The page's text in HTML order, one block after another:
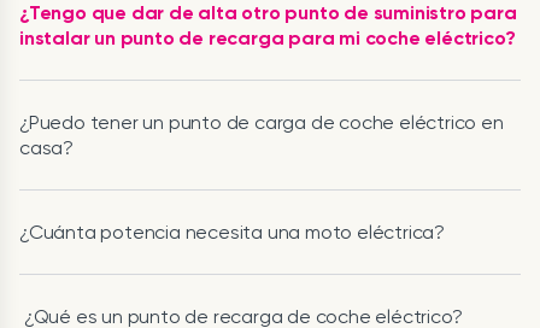
¿Tengo que dar de alta otro punto de suministro para
instalar un punto de recarga para mi coche eléctrico?
¿Puedo tener un punto de carga de coche eléctrico en
casa?
¿Cuánta potencia necesita una moto eléctrica?
¿Qué es un punto de recarga de coche eléctrico?